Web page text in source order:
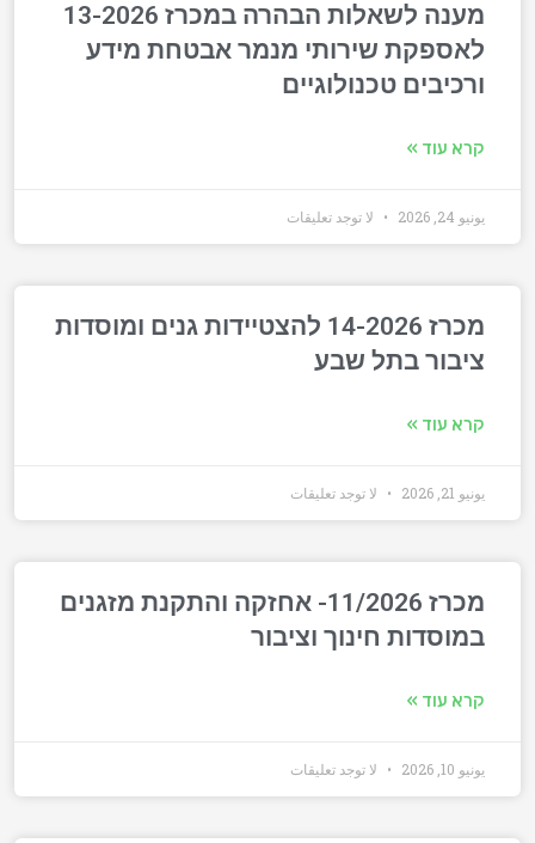
מענה לשאלות הבהרה במכרז 13-2026
לאספקת שירותי מנמר אבטחת מידע
ורכיבים טכנולוגיים
קרא עוד »
يونيو 24, 2026 لا توجد تعليقات
מכרז 14-2026 להצטיידות גנים ומוסדות
ציבור בתל שבע
קרא עוד »
يونيو 21, 2026 لا توجد تعليقات
מכרז 11/2026- אחזקה והתקנת מזגנים
במוסדות חינוך וציבור
קרא עוד »
يونيو 10, 2026 لا توجد تعليقات